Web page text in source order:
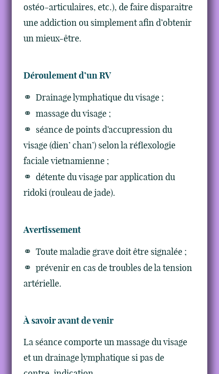
ostéo-articulaires, etc.), de faire disparaitre
une addiction ou simplement afin d’obtenir
un mieux-être.
Déroulement d’un RV
Drainage lymphatique du visage ;
massage du visage ;
séance de points d’accupression du
visage (dien’ chan’) selon la réflexologie
faciale vietnamienne ;
détente du visage par application du
ridoki (rouleau de jade).
Avertissement
Toute maladie grave doit être signalée ;
prévenir en cas de troubles de la tension
artérielle.
À savoir avant de venir
La séance comporte un massage du visage
et un drainage lymphatique si pas de